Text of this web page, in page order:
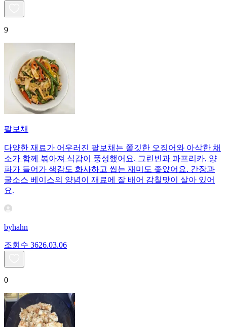
9
팔보채
다양한 재료가 어우러진 팔보채는 쫄깃한 오징어와 아삭한 채
소가 함께 볶아져 식감이 풍성했어요. 그린빈과 파프리카, 양
파가 들어가 색감도 화사하고 씹는 재미도 좋았어요. 간장과
굴소스 베이스의 양념이 재료에 잘 배어 감칠맛이 살아 있어
요.
byhahn
조회수 3626.03.06
0